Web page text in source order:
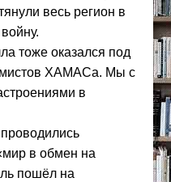
весь регион в
тоже оказался под
ХАМАСа. Мы с
в
в обмен на
пошёл на